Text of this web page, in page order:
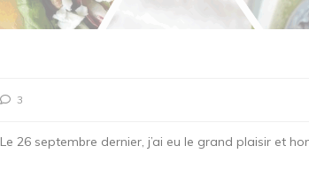
3
Le 26 septembre dernier, j’ai eu le grand plaisir et